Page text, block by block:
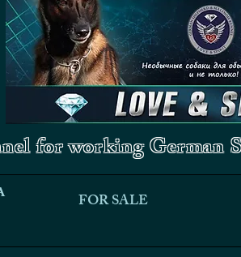
for working German
FOR SALE